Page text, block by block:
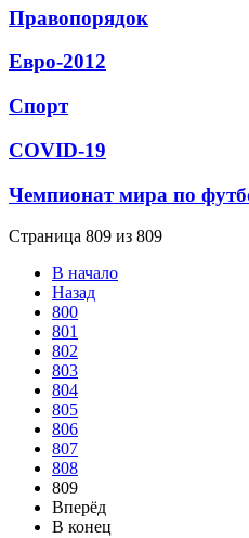
Правопорядок
Евро-2012
Спорт
СОVID-19
Чемпионат мира по
Страница 809 из 809
В начало
Назад
800
801
802
803
804
805
806
807
808
809
Вперёд
В конец